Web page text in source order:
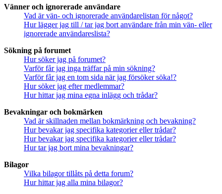
Vänner och ignorerade användare
Vad är vän- och ignorerade användarelistan för något?
Hur lägger jag till / tar jag bort användare från min vän- eller
ignorerade användareslista?
Sökning på forumet
Hur söker jag på forumet?
Varför får jag inga träffar på min sökning?
Varför får jag en tom sida när jag försöker söka!?
Hur söker jag efter medlemmar?
Hur hittar jag mina egna inlägg och trådar?
Bevakningar och bokmärken
Vad är skillnaden mellan bokmärkning och bevakning?
Hur bevakar jag specifika kategorier eller trådar?
Hur bevakar jag specifika kategorier eller trådar?
Hur tar jag bort mina bevakningar?
Bilagor
Vilka bilagor tillåts på detta forum?
Hur hittar jag alla mina bilagor?